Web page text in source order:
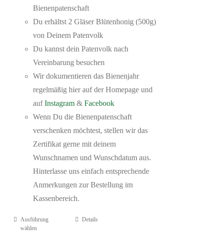
Bienenpatenschaft
Du erhältst 2 Gläser Blütenhonig (500g)
von Deinem Patenvolk
Du kannst dein Patenvolk nach
Vereinbarung besuchen
Wir dokumentieren das Bienenjahr
regelmäßig hier auf der Homepage und
aufInstagram &Facebook
Wenn Du die Bienenpatenschaft
verschenken möchtest, stellen wir das
Zertifikat gerne mit deinem
Wunschnamen und Wunschdatum aus.
Hinterlasse uns einfach entsprechende
Anmerkungen zur Bestellung im
Kassenbereich.
Ausführung
wählen
Details